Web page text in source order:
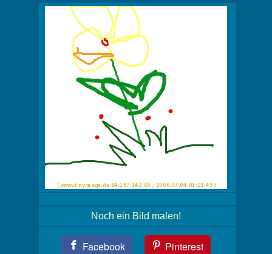
Noch ein Bild malen!
Facebook Pinterest